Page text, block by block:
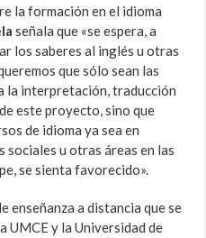
la formación en el idioma
señala que «se espera, a
los saberes al inglés u otras
que sólo sean las
la interpretación, traducción
este proyecto, sino que
de idioma ya sea en
sociales u otras áreas en las
se sienta favorecido».
enseñanza a distancia que se
UMCE y la Universidad de